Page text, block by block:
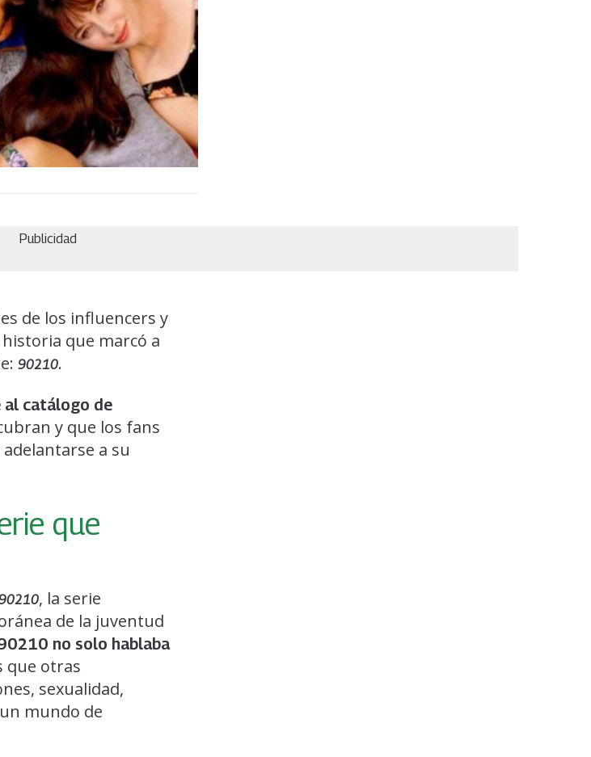
Publicidad
de los influencers y
que marcó a
90210.
al catálogo de
y que los fans
a su
que
90210, la serie
de la juventud
no solo hablaba
que otras
sexualidad,
mundo de